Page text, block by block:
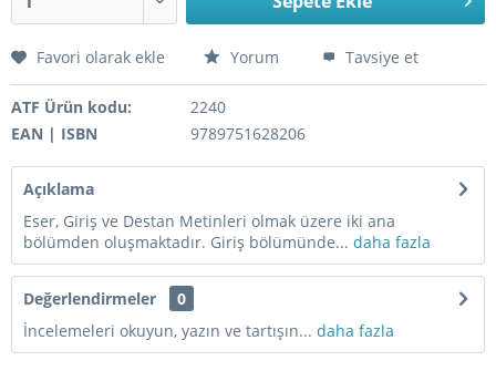
Favori olarak ekle Yorum Tavsiye et
ATF Ürün kodu:
2240
EAN | ISBN
9789751628206
Açıklama
Eser, Giriş ve Destan Metinleri olmak üzere iki ana
bölümden oluşmaktadır. Giriş bölümünde... daha fazla
Değerlendirmeler
0
İncelemeleri okuyun, yazın ve tartışın... daha fazla